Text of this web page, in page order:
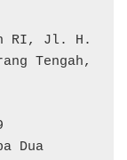
RI, Jl. H.
Tengah,
Dua